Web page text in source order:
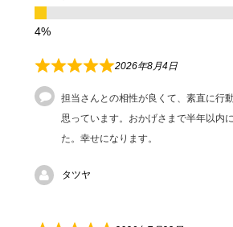
2026年8月4日
担当さんとの相性が良くて、素直に行
思っています。おかげさまで半年以内
た。幸せになります。
タツヤ